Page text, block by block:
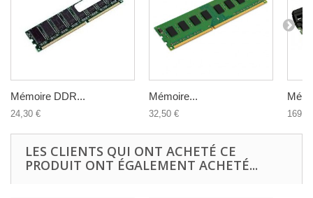
Mémoire DDR...
24,30 €
Mémoire...
32,50 €
LES CLIENTS QUI ONT ACHETÉ CE
PRODUIT ONT ÉGALEMENT ACHETÉ...